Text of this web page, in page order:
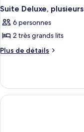
Suite Deluxe,
6 personnes
2 très grands lits
Plus de détails
Plus
le
type
de